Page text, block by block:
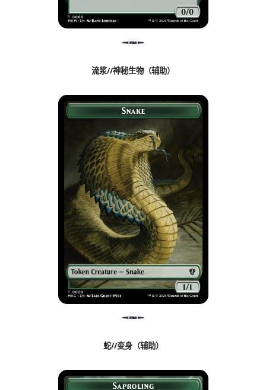
流浆//神秘生物（辅助）
蛇//变身（辅助）